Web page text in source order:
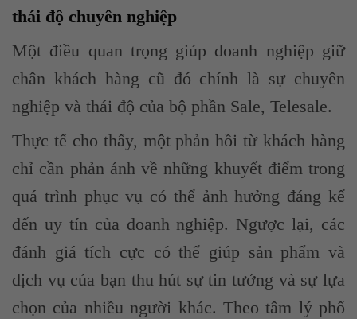
thái độ chuyên nghiệp
Một điều quan trọng giúp doanh nghiệp giữ
chân khách hàng cũ đó chính là sự chuyên
nghiệp và thái độ của bộ phần Sale, Telesale.
Thực tế cho thấy, một phản hồi từ khách hàng
chỉ cần phản ánh về những khuyết điểm trong
quá trình phục vụ có thể ảnh hưởng đáng kể
đến uy tín của doanh nghiệp. Ngược lại, các
đánh giá tích cực có thể giúp sản phẩm và
dịch vụ của bạn thu hút sự tin tưởng và sự lựa
chọn của nhiều người khác. Theo tâm lý phổ